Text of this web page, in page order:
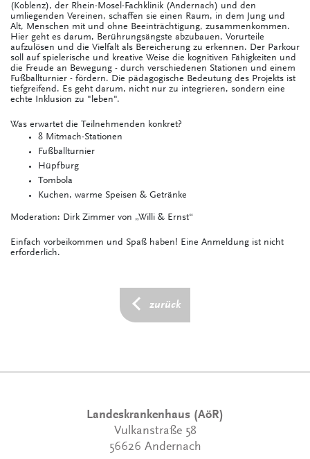
(Koblenz), der Rhein-Mosel-Fachklinik (Andernach) und den
umliegenden Vereinen, schaffen sie einen Raum, in dem Jung und
Alt, Menschen mit und ohne Beeinträchtigung, zusammenkommen.
Hier geht es darum, Berührungsängste abzubauen, Vorurteile
aufzulösen und die Vielfalt als Bereicherung zu erkennen. Der Parkour
soll auf spielerische und kreative Weise die kognitiven Fähigkeiten und
die Freude an Bewegung - durch verschiedenen Stationen und einem
Fußballturnier - fördern. Die pädagogische Bedeutung des Projekts ist
tiefgreifend. Es geht darum, nicht nur zu integrieren, sondern eine
echte Inklusion zu "leben".
Was erwartet die Teilnehmenden konkret?
8 Mitmach-Stationen
Fußballturnier
Hüpfburg
Tombola
Kuchen, warme Speisen & Getränke
Moderation: Dirk Zimmer von „Willi & Ernst“
Einfach vorbeikommen und Spaß haben! Eine Anmeldung ist nicht
erforderlich.
zurück
Landeskrankenhaus (AöR)
Vulkanstraße 58
56626 Andernach